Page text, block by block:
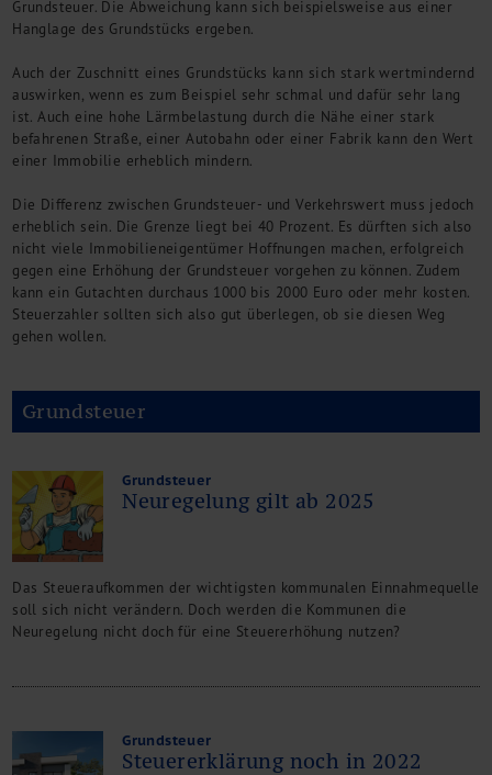
Grundsteuer. Die Abweichung kann sich beispielsweise aus einer
Hanglage des Grundstücks ergeben.
Auch der Zuschnitt eines Grundstücks kann sich stark wertmindernd
auswirken, wenn es zum Beispiel sehr schmal und dafür sehr lang
ist. Auch eine hohe Lärmbelastung durch die Nähe einer stark
befahrenen Straße, einer Autobahn oder einer Fabrik kann den Wert
einer Immobilie erheblich mindern.
Die Differenz zwischen Grundsteuer- und Verkehrswert muss jedoch
erheblich sein. Die Grenze liegt bei 40 Prozent. Es dürften sich also
nicht viele Immobilieneigentümer Hoffnungen machen, erfolgreich
gegen eine Erhöhung der Grundsteuer vorgehen zu können. Zudem
kann ein Gutachten durchaus 1000 bis 2000 Euro oder mehr kosten.
Steuerzahler sollten sich also gut überlegen, ob sie diesen Weg
gehen wollen.
Grundsteuer
Grundsteuer
Neuregelung gilt ab 2025
Das Steueraufkommen der wichtigsten kommunalen Einnahmequelle
soll sich nicht verändern. Doch werden die Kommunen die
Neuregelung nicht doch für eine Steuererhöhung nutzen?
Grundsteuer
Steuererklärung noch in 2022